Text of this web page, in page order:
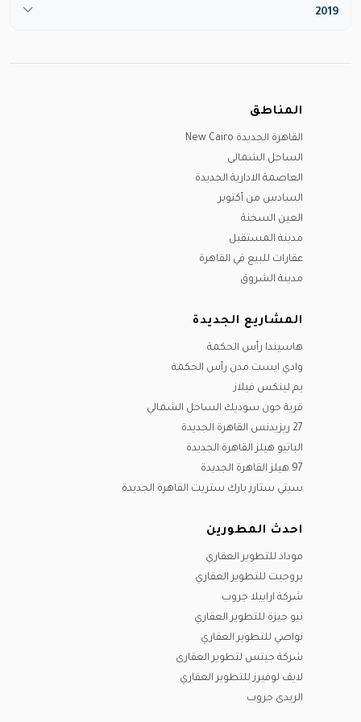
يونيو
أغسطس
ديسيمبر
ديسيمبر
أغسطس
ديسيمبر
2019
المناطق
القاهرة الجديدة New Cairo
الساحل الشمالى
العاصمة الادارية الجديدة
السادس من أكتوبر
العين السخنة
مدينة المستقبل
عقارات للبيع في القاهرة
مدينة الشروق
المشاريع الجديدة
هاسيندا رأس الحكمة
وادي ايست مدن رأس الحكمة
يم لينكس فيلاز
قرية جون سوديك الساحل الشمالي
27 ريزيدنس القاهرة الجديدة
الباتيو هيلز القاهرة الجديدة
97 هيلز القاهرة الجديدة
سيتي ستارز بارك ستريت القاهرة الجديدة
احدث المطورين
موداد للتطوير العقاري
بروجيت للتطوير العقاري
شركة ارابيلا جروب
نيو جيزة للتطوير العقاري
نواصي للتطوير العقاري
شركة جيتس لتطوير العقارى
لايف لوفيرز للتطوير العقاري
الريدى جروب